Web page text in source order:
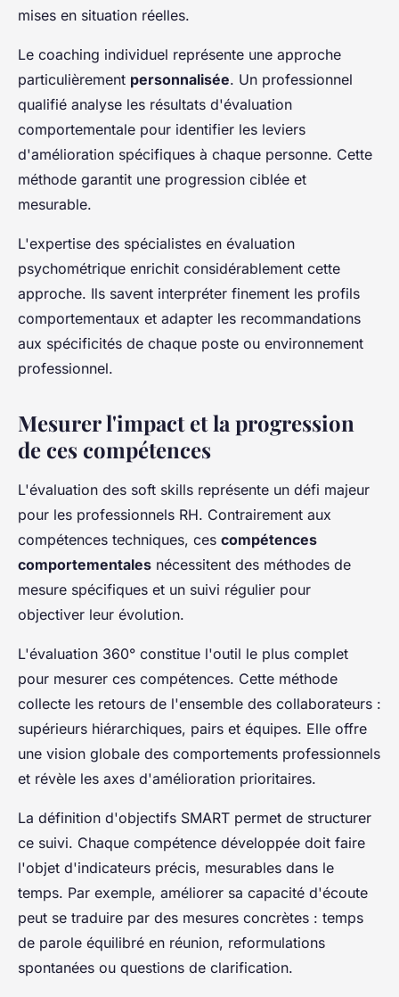
mises en situation réelles.
Le coaching individuel représente une approche
particulièrement personnalisée. Un professionnel
qualifié analyse les résultats d'évaluation
comportementale pour identifier les leviers
d'amélioration spécifiques à chaque personne. Cette
méthode garantit une progression ciblée et
mesurable.
L'expertise des spécialistes en évaluation
psychométrique enrichit considérablement cette
approche. Ils savent interpréter finement les profils
comportementaux et adapter les recommandations
aux spécificités de chaque poste ou environnement
professionnel.
Mesurer l'impact et la progression
de ces compétences
L'évaluation des soft skills représente un défi majeur
pour les professionnels RH. Contrairement aux
compétences techniques, ces compétences
comportementales nécessitent des méthodes de
mesure spécifiques et un suivi régulier pour
objectiver leur évolution.
L'évaluation 360° constitue l'outil le plus complet
pour mesurer ces compétences. Cette méthode
collecte les retours de l'ensemble des collaborateurs :
supérieurs hiérarchiques, pairs et équipes. Elle offre
une vision globale des comportements professionnels
et révèle les axes d'amélioration prioritaires.
La définition d'objectifs SMART permet de structurer
ce suivi. Chaque compétence développée doit faire
l'objet d'indicateurs précis, mesurables dans le
temps. Par exemple, améliorer sa capacité d'écoute
peut se traduire par des mesures concrètes : temps
de parole équilibré en réunion, reformulations
spontanées ou questions de clarification.